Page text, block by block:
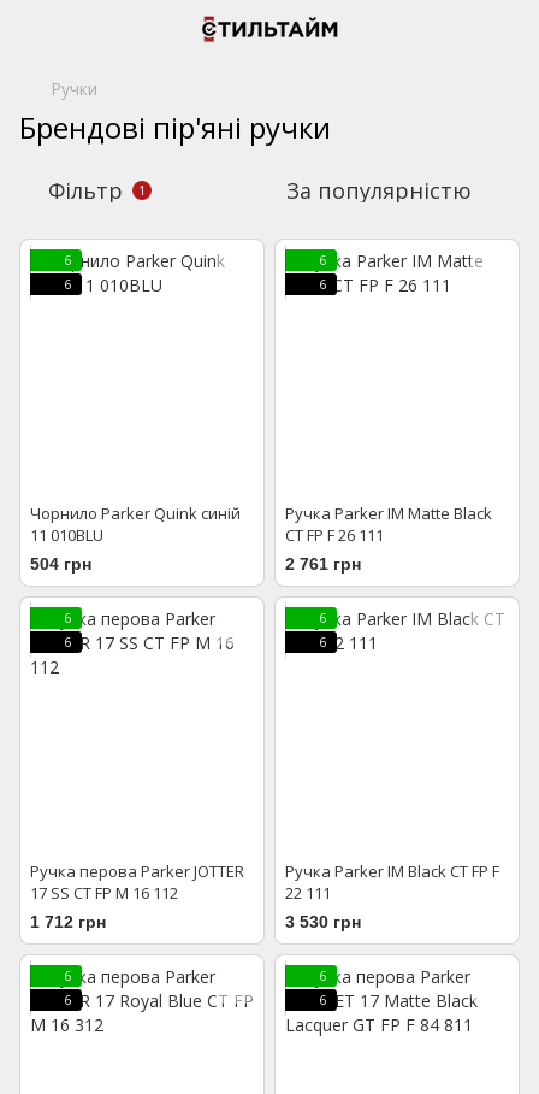
Ручки
Брендові пір'яні ручки
Фільтр 1 За популярністю
6
6
Чорнило Parker Quink синій
11 010BLU
504 грн
6
6
Ручка Parker IM Matte Black
CT FP F 26 111
2 761 грн
6
6
Ручка перова Parker JOTTER
17 SS CT FP М 16 112
1 712 грн
6
6
Ручка Parker IM Black CT FP F
22 111
3 530 грн
6
6
6
6